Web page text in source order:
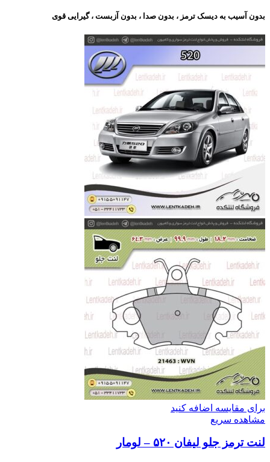
بدون آسیب به دیسک ترمز ، بدون صدا ، بدون آزبست ، گیرایی قوی​
برای مقایسه اضافه کنید
مشاهده سریع
لنت ترمز جلو لیفان ۵۲۰ – لومار